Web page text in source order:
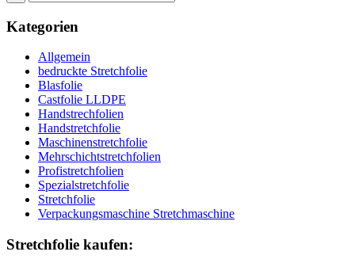
Kategorien
Allgemein
bedruckte Stretchfolie
Blasfolie
Castfolie LLDPE
Handstrechfolien
Handstretchfolie
Maschinenstretchfolie
Mehrschichtstretchfolien
Profistretchfolien
Spezialstretchfolie
Stretchfolie
Verpackungsmaschine Stretchmaschine
Stretchfolie kaufen: